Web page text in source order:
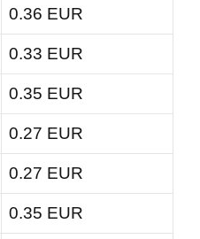
0.36 EUR
0.33 EUR
0.35 EUR
0.27 EUR
0.27 EUR
0.35 EUR